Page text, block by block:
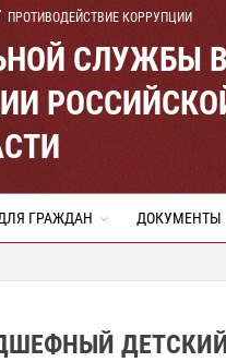
ПРОТИВОДЕЙСТВИЕ КОРРУПЦИИ
СЛУЖБЫ
ГРАЖДАН ДОКУМЕНТЫ